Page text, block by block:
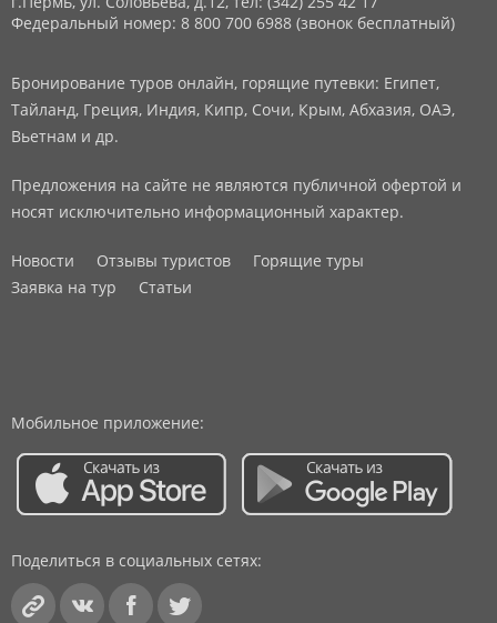
Федеральный номер: 8 800 700 6988 (звонок бесплатный)
Бронирование туров онлайн, горящие путевки: Египет,
Тайланд, Греция, Индия, Кипр, Сочи, Крым, Абхазия, ОАЭ,
Вьетнам и др.
Предложения на сайте не являются публичной офертой и
носят исключительно информационный характер.
Новости Отзывы туристов
Горящие туры
Заявка на тур
Статьи
Мобильное приложение:
Поделиться в социальных сетях: